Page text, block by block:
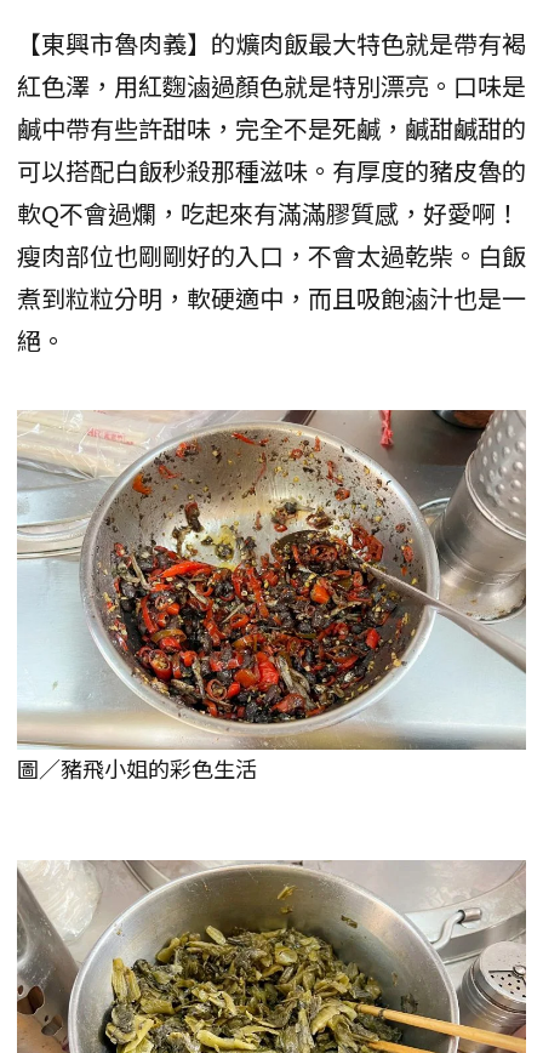
【東興市魯肉義】的爌肉飯最大特色就是帶有褐
紅色澤，用紅麴滷過顏色就是特別漂亮。口味是
鹹中帶有些許甜味，完全不是死鹹，鹹甜鹹甜的
可以搭配白飯秒殺那種滋味。有厚度的豬皮魯的
軟Q不會過爛，吃起來有滿滿膠質感，好愛啊！
瘦肉部位也剛剛好的入口，不會太過乾柴。白飯
煮到粒粒分明，軟硬適中，而且吸飽滷汁也是一
絕。
圖／豬飛小姐的彩色生活